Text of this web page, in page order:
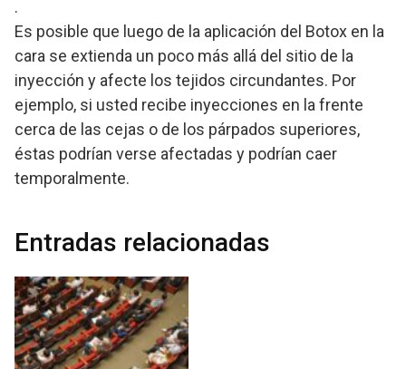
.
Es posible que luego de la aplicación del Botox en la
cara se extienda un poco más allá del sitio de la
inyección y afecte los tejidos circundantes. Por
ejemplo, si usted recibe inyecciones en la frente
cerca de las cejas o de los párpados superiores,
éstas podrían verse afectadas y podrían caer
temporalmente.
Entradas relacionadas